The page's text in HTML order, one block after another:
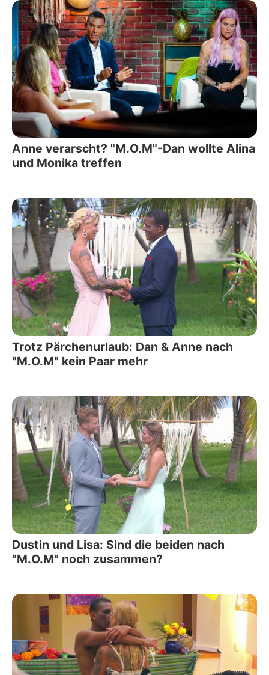
Anne verarscht? "M.O.M"-Dan wollte Alina
und Monika treffen
Trotz Pärchenurlaub: Dan & Anne nach
"M.O.M" kein Paar mehr
Dustin und Lisa: Sind die beiden nach
"M.O.M" noch zusammen?